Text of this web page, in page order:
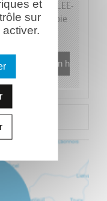
LA-VALLEE-
une copie
plus
et
sur